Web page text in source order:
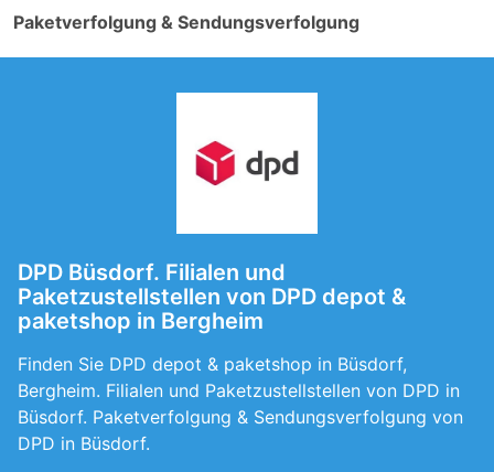
Paketverfolgung & Sendungsverfolgung
DPD Büsdorf. Filialen und
Paketzustellstellen von DPD depot &
paketshop in Bergheim
Finden Sie DPD depot & paketshop in Büsdorf,
Bergheim. Filialen und Paketzustellstellen von DPD in
Büsdorf. Paketverfolgung & Sendungsverfolgung von
DPD in Büsdorf.